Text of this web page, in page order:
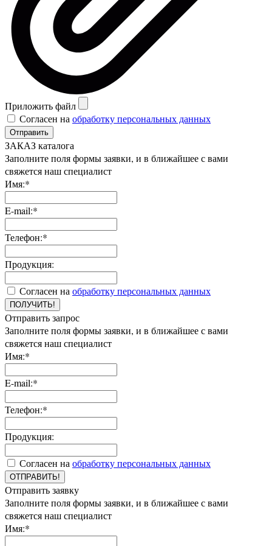
Приложить файл
Согласен на обработку персональных данных
Отправить
ЗАКАЗ каталога
Заполните поля формы заявки, и в ближайшее с вами
свяжется наш специалист
Имя:*
E-mail:*
Телефон:*
Продукция:
Согласен на обработку персональных данных
ПОЛУЧИТЬ!
Отправить запрос
Заполните поля формы заявки, и в ближайшее с вами
свяжется наш специалист
Имя:*
E-mail:*
Телефон:*
Продукция:
Согласен на обработку персональных данных
ОТПРАВИТЬ!
Отправить заявку
Заполните поля формы заявки, и в ближайшее с вами
свяжется наш специалист
Имя:*